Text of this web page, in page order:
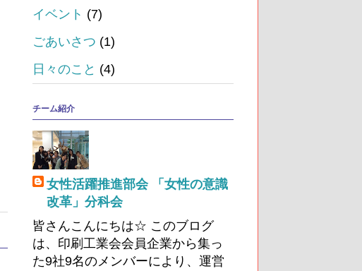
イベント (7)
ごあいさつ (1)
日々のこと (4)
チーム紹介
女性活躍推進部会 「女性の意識
改革」分科会
皆さんこんにちは☆ このブログ
は、印刷工業会会員企業から集っ
た9社9名のメンバーにより、運営